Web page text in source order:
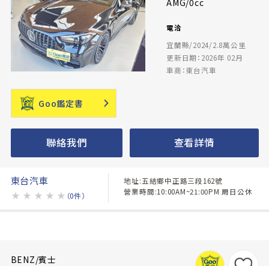
電洽
宜蘭縣/2024/2.8萬公里
更新日期：2026年 02月
車商：東台汽車
Goo鑑定書
聯絡我們 查看詳情
東台汽車
★ ★ ★ ★ ★ （0件）
地址:五結鄉中正路三段162號
營業時間:10:00AM~21:00PM 周日公休
BENZ/賓士